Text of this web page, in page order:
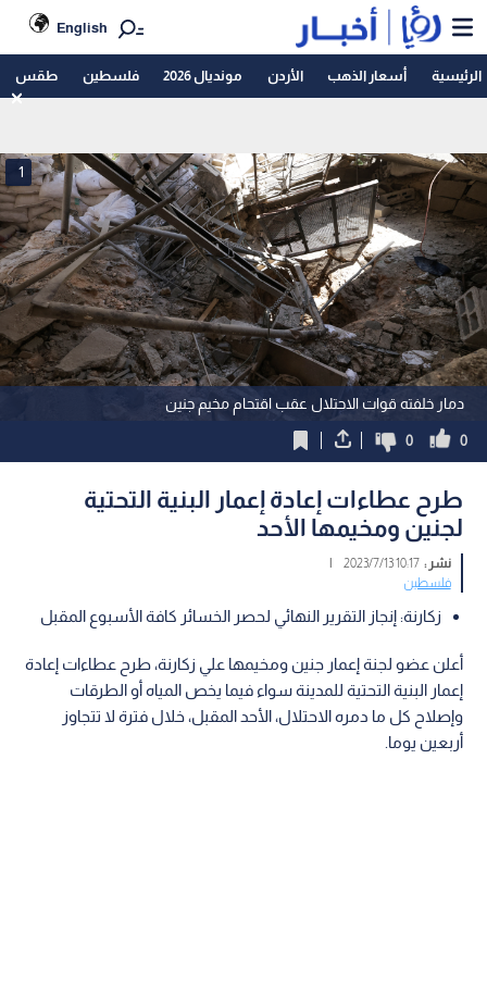
English
الرئيسية أسعار الذهب الأردن مونديال 2026 فلسطين طقس
دمار خلفته قوات الاحتلال عقب اقتحام مخيم جنين
1
0
0
طرح عطاءات إعادة إعمار البنية التحتية
لجنين ومخيمها الأحد
نشر :10:17 2023/7/13
|
فلسطين
زكارنة: إنجاز التقرير النهائي لحصر الخسائر كافة الأسبوع المقبل
أعلن عضو لجنة إعمار جنين ومخيمها علي زكارنة، طرح عطاءات إعادة
إعمار البنية التحتية للمدينة سواء فيما يخص المياه أو الطرقات
وإصلاح كل ما دمره الاحتلال، الأحد المقبل، خلال فترة لا تتجاوز
أربعين يوما.